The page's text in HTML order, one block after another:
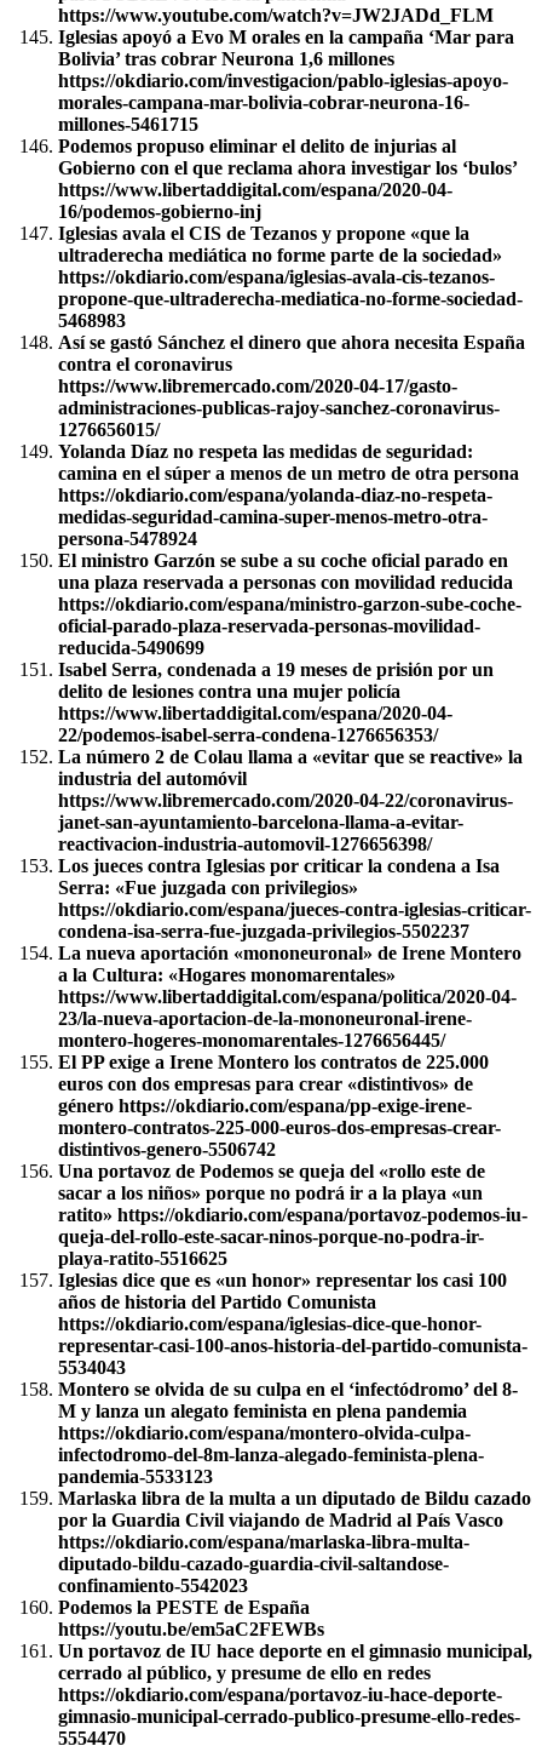
https://www.youtube.com/watch?v=JW2JADd_FLM
Iglesias apoyó a Evo M orales en la campaña ‘Mar para
Bolivia’ tras cobrar Neurona 1,6 millones
https://okdiario.com/investigacion/pablo-iglesias-apoyo-
morales-campana-mar-bolivia-cobrar-neurona-16-
millones-5461715
Podemos propuso eliminar el delito de injurias al
Gobierno con el que reclama ahora investigar los ‘bulos’
https://www.libertaddigital.com/espana/2020-04-
16/podemos-gobierno-inj
Iglesias avala el CIS de Tezanos y propone «que la
ultraderecha mediática no forme parte de la sociedad»
https://okdiario.com/espana/iglesias-avala-cis-tezanos-
propone-que-ultraderecha-mediatica-no-forme-sociedad-
5468983
Así se gastó Sánchez el dinero que ahora necesita España
contra el coronavirus
https://www.libremercado.com/2020-04-17/gasto-
administraciones-publicas-rajoy-sanchez-coronavirus-
1276656015/
Yolanda Díaz no respeta las medidas de seguridad:
camina en el súper a menos de un metro de otra persona
https://okdiario.com/espana/yolanda-diaz-no-respeta-
medidas-seguridad-camina-super-menos-metro-otra-
persona-5478924
El ministro Garzón se sube a su coche oficial parado en
una plaza reservada a personas con movilidad reducida
https://okdiario.com/espana/ministro-garzon-sube-coche-
oficial-parado-plaza-reservada-personas-movilidad-
reducida-5490699
Isabel Serra, condenada a 19 meses de prisión por un
delito de lesiones contra una mujer policía
https://www.libertaddigital.com/espana/2020-04-
22/podemos-isabel-serra-condena-1276656353/
La número 2 de Colau llama a «evitar que se reactive» la
industria del automóvil
https://www.libremercado.com/2020-04-22/coronavirus-
janet-san-ayuntamiento-barcelona-llama-a-evitar-
reactivacion-industria-automovil-1276656398/
Los jueces contra Iglesias por criticar la condena a Isa
Serra: «Fue juzgada con privilegios»
https://okdiario.com/espana/jueces-contra-iglesias-criticar-
condena-isa-serra-fue-juzgada-privilegios-5502237
La nueva aportación «mononeuronal» de Irene Montero
a la Cultura: «Hogares monomarentales»
https://www.libertaddigital.com/espana/politica/2020-04-
23/la-nueva-aportacion-de-la-mononeuronal-irene-
montero-hogeres-monomarentales-1276656445/
El PP exige a Irene Montero los contratos de 225.000
euros con dos empresas para crear «distintivos» de
género https://okdiario.com/espana/pp-exige-irene-
montero-contratos-225-000-euros-dos-empresas-crear-
distintivos-genero-5506742
Una portavoz de Podemos se queja del «rollo este de
sacar a los niños» porque no podrá ir a la playa «un
ratito» https://okdiario.com/espana/portavoz-podemos-iu-
queja-del-rollo-este-sacar-ninos-porque-no-podra-ir-
playa-ratito-5516625
Iglesias dice que es «un honor» representar los casi 100
años de historia del Partido Comunista
https://okdiario.com/espana/iglesias-dice-que-honor-
representar-casi-100-anos-historia-del-partido-comunista-
5534043
Montero se olvida de su culpa en el ‘infectódromo’ del 8-
M y lanza un alegato feminista en plena pandemia
https://okdiario.com/espana/montero-olvida-culpa-
infectodromo-del-8m-lanza-alegado-feminista-plena-
pandemia-5533123
Marlaska libra de la multa a un diputado de Bildu cazado
por la Guardia Civil viajando de Madrid al País Vasco
https://okdiario.com/espana/marlaska-libra-multa-
diputado-bildu-cazado-guardia-civil-saltandose-
confinamiento-5542023
Podemos la PESTE de España
https://youtu.be/em5aC2FEWBs
Un portavoz de IU hace deporte en el gimnasio municipal,
cerrado al público, y presume de ello en redes
https://okdiario.com/espana/portavoz-iu-hace-deporte-
gimnasio-municipal-cerrado-publico-presume-ello-redes-
5554470